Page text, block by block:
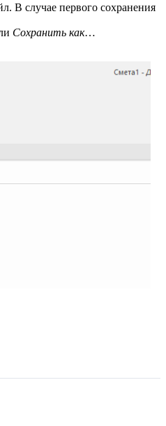
В случае первого сохранения
Сохранить как…